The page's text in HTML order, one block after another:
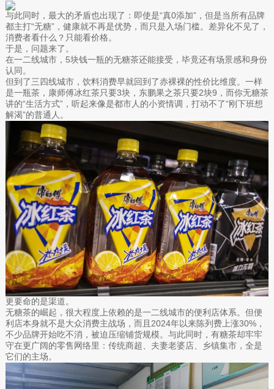
与此同时，最大的矛盾也出现了：即使是“真0添加”，但是当所有品牌
都主打“无糖”，健康就不再是优势，而只是入场门槛。差异化不见了，
消费者看什么？只能看价格。
于是，问题来了。
在一二线城市，5块钱一瓶的无糖茶还能接受，毕竟还有场景感和身份
认同。
但到了三四线城市，饮料消费早就回到了赤裸裸的性价比维度。一样
是一瓶茶，康师傅冰红茶只要3块，东鹏果之茶只要2块9，而你无糖茶
讲的“生活方式”，听起来像是都市人的小资情调，打动不了“刚下班想
解渴”的普通人。
更要命的是渠道。
无糖茶的崛起，很大程度上依赖的是一二线城市的便利店体系。但便
利店本身就不是大众消费主战场，而且2024年以来陈列费上涨30%，
不少品牌开始吃不消，被迫压缩铺货规模。与此同时，有糖茶却牢牢
守在更广阔的零售网络里：传统商超、夫妻老婆店、乡镇集市，全是
它们的主场。